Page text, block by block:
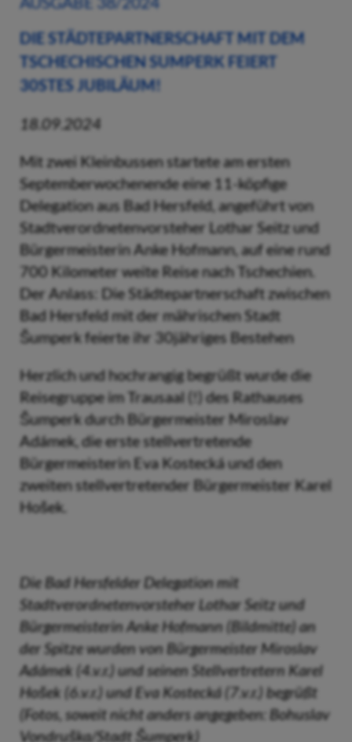
DIE STÄDTEPARTNERSCHAFT MIT DEM
TSCHECHISCHEN SUMPERK FEIERT
30STES JUBILÄUM!
18.09.2024
Mit zwei Kleinbussen startete am ersten
Septemberwochenende eine 11-köpfige
Delegation aus Bad Hersfeld, angeführt von
Stadtverordnetenvorsteher Lothar Seitz und
Bürgermeisterin Anke Hofmann, auf eine rund
700 Kilometer weite Reise nach Tschechien.
Der Anlass: Die Städtepartnerschaft zwischen
Bad Hersfeld mit der mährischen Stadt
Šumperk feierte ihr 30jähriges Bestehen
Herzlich und hochrangig begrüßt wurde die
Reisegruppe im Trausaal (!) des Rathauses
Šumperk durch Bürgermeister Miroslav
Adámek, die erste stellvertretende
Bürgermeisterin Eva Kostecká und den
zweiten stellvertretender Bürgermeister Karel
Hošek.
Die Bad Hersfelder Delegation mit
Stadtverordnetenvorsteher Lothar Seitz und
Bürgermeisterin Anke Hofmann (Bildmitte) an
der Spitze wurden von Bürgermeister Miroslav
Adámek (4.v.r.) und seinen Stellvertretern Karel
Hošek (6.v.r.) und Eva Kostecká (7.v.r.) begrüßt
(Fotos, soweit nicht anders angegeben: Bohuslav
Vondruška/Stadt Šumperk)